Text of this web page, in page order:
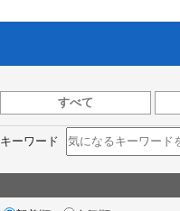
すべて
キーワード